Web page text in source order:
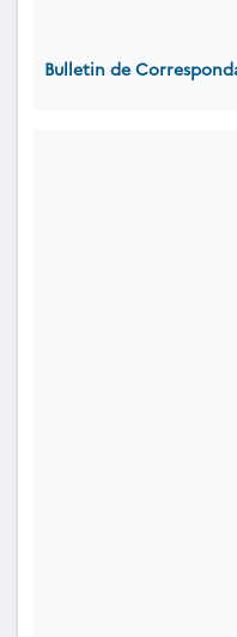
Bulletin de